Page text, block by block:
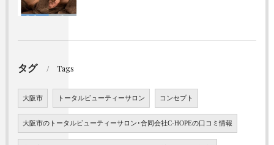
タグ Tags
大阪市 トータルビューティーサロン コンセプト
大阪市のトータルビューティーサロン･合同会社C-HOPEの口コミ情報